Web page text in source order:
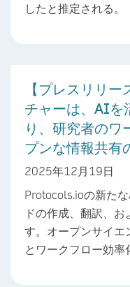
したと推定される。
【プレスリリ
チャーは、AIを
り、研究者のワ
プンな情報共有
2025年12月19日
Protocols.ioの新た
ドの作成、翻訳、
す。オープンサイエ
とワークフロー効率